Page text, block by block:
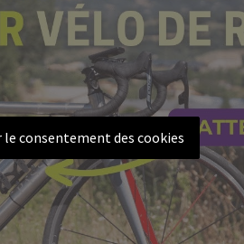
consentement des cookies